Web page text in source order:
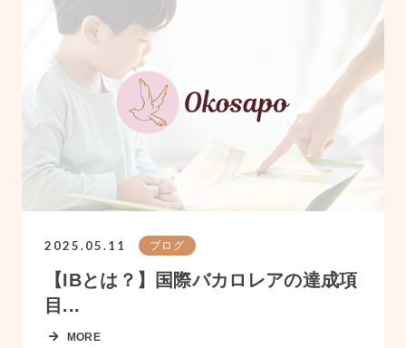
2025.05.11 ブログ
【IBとは？】国際バカロレアの達成項
目...
MORE